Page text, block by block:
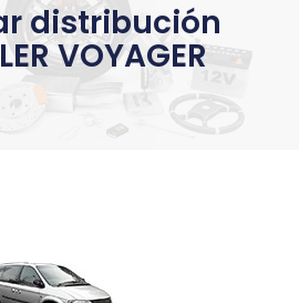
distribución
VOYAGER